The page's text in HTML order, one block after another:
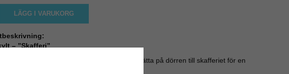
LÄGG I VARUKORG
– ”Skafferi”
. Perfekt att sätta på dörren till skafferiet för en